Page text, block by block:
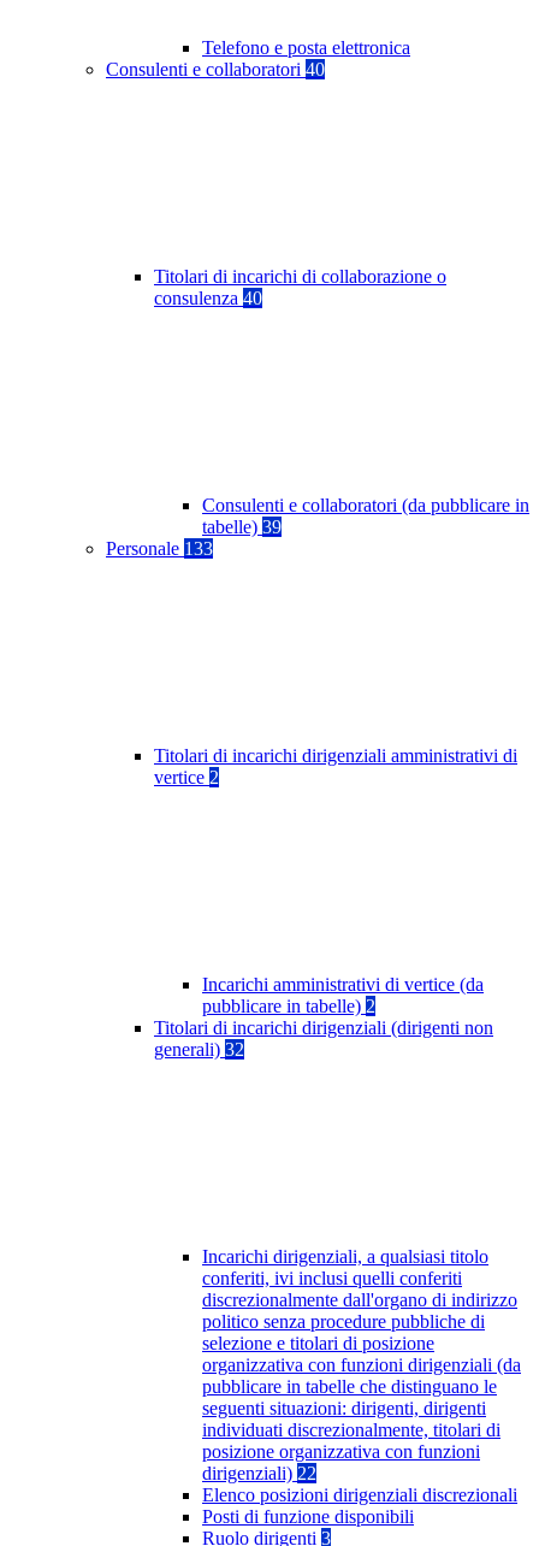
Telefono e posta elettronica
Consulenti e collaboratori 40
Titolari di incarichi di collaborazione o
consulenza 40
Consulenti e collaboratori (da pubblicare in
tabelle) 39
Personale 133
Titolari di incarichi dirigenziali amministrativi di
vertice 2
Incarichi amministrativi di vertice (da
pubblicare in tabelle) 2
Titolari di incarichi dirigenziali (dirigenti non
generali) 32
Incarichi dirigenziali, a qualsiasi titolo
conferiti, ivi inclusi quelli conferiti
discrezionalmente dall'organo di indirizzo
politico senza procedure pubbliche di
selezione e titolari di posizione
organizzativa con funzioni dirigenziali (da
pubblicare in tabelle che distinguano le
seguenti situazioni: dirigenti, dirigenti
individuati discrezionalmente, titolari di
posizione organizzativa con funzioni
dirigenziali) 22
Elenco posizioni dirigenziali discrezionali
Posti di funzione disponibili
Ruolo dirigenti 3